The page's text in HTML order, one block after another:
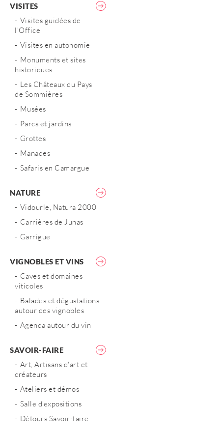
VISITES
Visites guidées de
l'Office
Visites en autonomie
Monuments et sites
historiques
Les Châteaux du Pays
de Sommières
Musées
Parcs et jardins
Grottes
Manades
Safaris en Camargue
NATURE
Vidourle, Natura 2000
Carrières de Junas
Garrigue
VIGNOBLES ET VINS
Caves et domaines
viticoles
Balades et dégustations
autour des vignobles
Agenda autour du vin
SAVOIR-FAIRE
Art, Artisans d'art et
créateurs
Ateliers et démos
Salle d'expositions
Détours Savoir-faire